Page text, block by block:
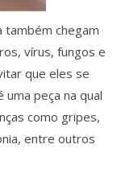
também chegam
vírus, fungos e
que eles se
peça na qual
como gripes,
entre outros